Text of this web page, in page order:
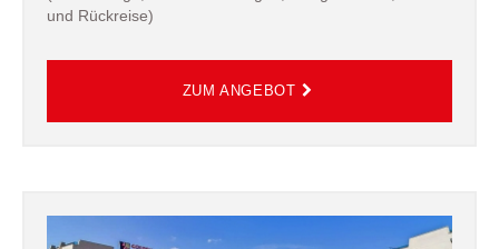
und Rückreise)